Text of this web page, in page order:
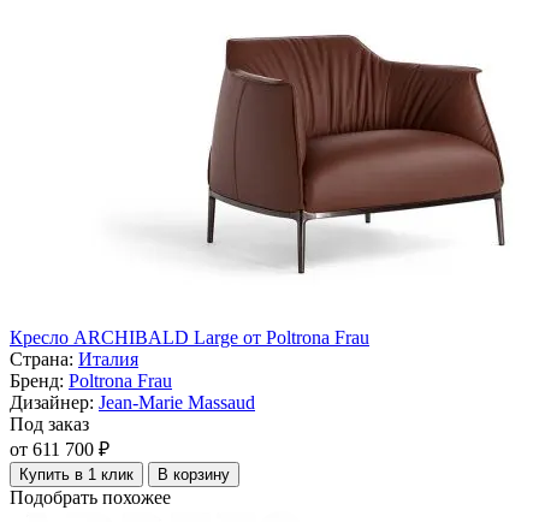
Кресло ARCHIBALD Large от Poltrona Frau
Страна: Италия
Бренд: Poltrona Frau
Дизайнер: Jean-Marie Massaud
Под заказ
от 611 700 ₽
Купить в 1 клик В корзину
Подобрать похожее